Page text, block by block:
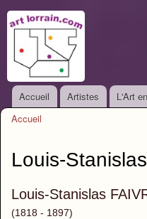
Menu principal
Accueil Artistes L'Art
Accueil
Louis-
Louis-Stanislas
(1818 - 1897)